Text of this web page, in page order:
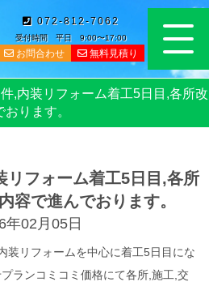
072-812-7062
受付時間 平日 9:00〜17:00
お問合わせ 無料見積り
,内装リフォーム着工5日目,各所改
ります。
リフォーム着工5日目,各所
容で進んでおります。
年02月05日
装リフォームを中心に着工5日目にな
ランコミコミ価格にて各所,施工,交